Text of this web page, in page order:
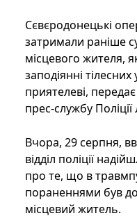
Сєвєродонецькі
затримали раніше
місцевого жителя,
заподіянні
приятелеві,
прес-службу Поліції
Вчора, 29 серпня,
відділ поліції
про те, що в
пораненнями був
місцевий житель.